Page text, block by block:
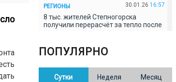
РЕГИОНЫ 30.01.26 16:57
8 тыс. жителей Степногорска
получили перерасчёт за тепло после
В Казахстане готовят новую
редакцию Конституции: меняется
ПОПУЛЯРНО
Сутки Неделя Месяц